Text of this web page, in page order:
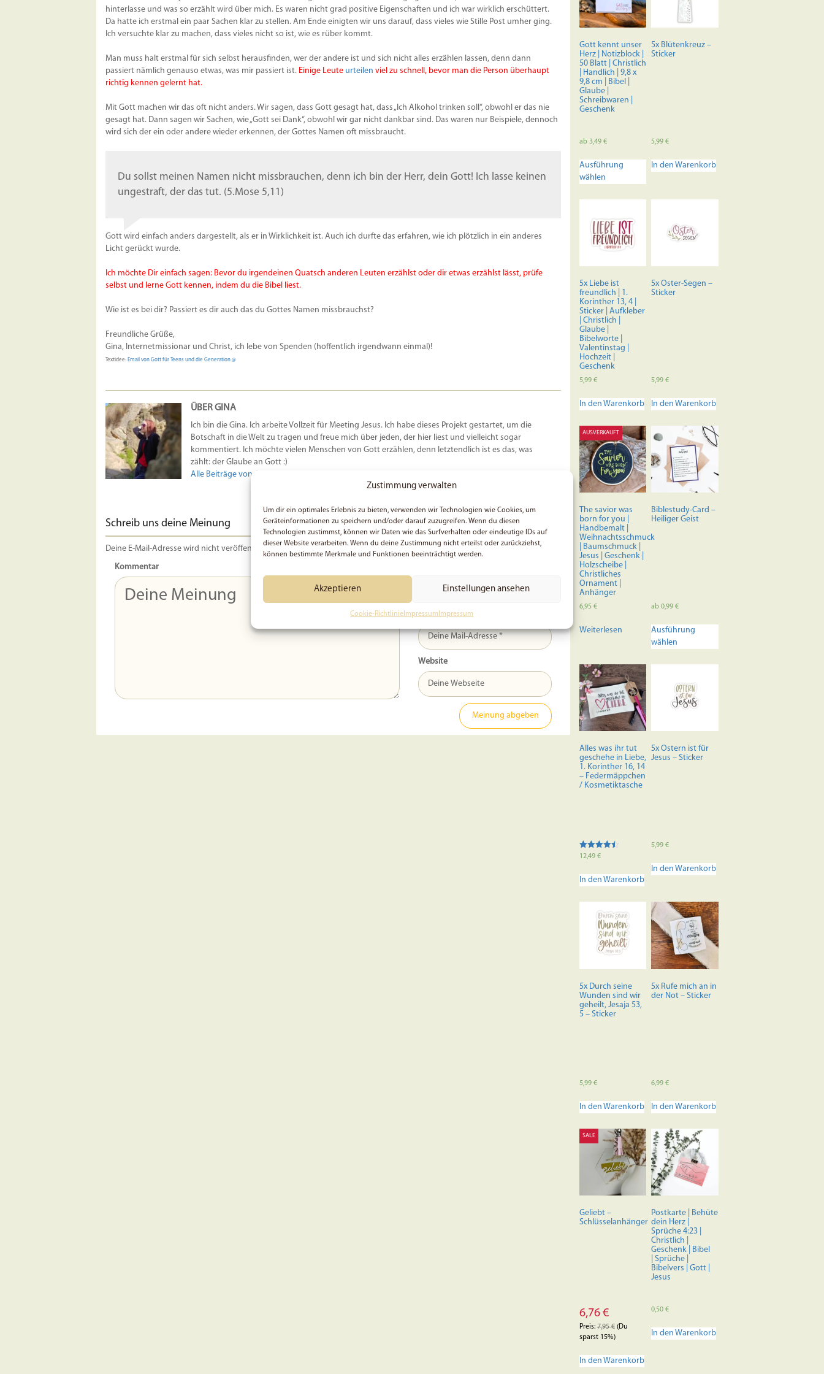
Zustimmung verwalten
Um dir ein optimales Erlebnis zu bieten, verwenden wir Technologien wie Cookies, um
Geräteinformationen zu speichern und/oder darauf zuzugreifen. Wenn du diesen
Technologien zustimmst, können wir Daten wie das Surfverhalten oder eindeutige IDs auf
dieser Website verarbeiten. Wenn du deine Zustimmung nicht erteilst oder zurückziehst,
können bestimmte Merkmale und Funktionen beeinträchtigt werden.
Akzeptieren Einstellungen ansehen
Cookie-Richtlinie Impressum Impressum
Lautstärke
zu
hinterlasse und was so erzählt wird über mich. Es waren nicht grad positive Eigenschaften und ich war wirklich erschüttert.
Da hatte ich erstmal ein paar Sachen klar zu stellen. Am Ende einigten wir uns darauf, dass vieles wie Stille Post umher ging.
Ich versuchte klar zu machen, dass vieles nicht so ist, wie es rüber kommt.
Man muss halt erstmal für sich selbst herausfinden, wer der andere ist und sich nicht alles erzählen lassen, denn dann
passiert nämlich genauso etwas, was mir passiert ist. Einige Leute urteilen viel zu schnell, bevor man die Person überhaupt
richtig kennen gelernt hat.
Mit Gott machen wir das oft nicht anders. Wir sagen, dass Gott gesagt hat, dass „Ich Alkohol trinken soll“, obwohl er das nie
gesagt hat. Dann sagen wir Sachen, wie „Gott sei Dank“, obwohl wir gar nicht dankbar sind. Das waren nur Beispiele, dennoch
wird sich der ein oder andere wieder erkennen, der Gottes Namen oft missbraucht.
Du sollst meinen Namen nicht missbrauchen, denn ich bin der Herr, dein Gott! Ich lasse keinen
ungestraft, der das tut. (5.Mose 5,11)
Gott wird einfach anders dargestellt, als er in Wirklichkeit ist. Auch ich durfte das erfahren, wie ich plötzlich in ein anderes
Licht gerückt wurde.
Ich möchte Dir einfach sagen: Bevor du irgendeinen Quatsch anderen Leuten erzählst oder dir etwas erzählst lässt, prüfe
selbst und lerne Gott kennen, indem du die Bibel liest.
Wie ist es bei dir? Passiert es dir auch das du Gottes Namen missbrauchst?
Freundliche Grüße,
Gina, Internetmissionar und Christ, ich lebe von Spenden (hoffentlich irgendwann einmal)!
Textidee: Email von Gott für Teens und die Generation @
ÜBER GINA
Ich bin die Gina. Ich arbeite Vollzeit für Meeting Jesus. Ich habe dieses Projekt gestartet, um die
Botschaft in die Welt zu tragen und freue mich über jeden, der hier liest und vielleicht sogar
kommentiert. Ich möchte vielen Menschen von Gott erzählen, denn letztendlich ist es das, was
zählt: der Glaube an Gott :)
Alle Beiträge von Gina
Schreib uns deine Meinung
Deine E-Mail-Adresse wird nicht veröffentlicht.
Kommentar
Email
Website
Optionen
können
auf
der
Produktseite
gewählt
Gott kennt unser
Herz | Notizblock |
50 Blatt | Christlich
| Handlich | 9,8 x
9,8 cm | Bibel |
Glaube |
Schreibwaren |
Geschenk
ab 3,49 €
Ausführung
wählen
Produkt
Optionen
auf
der
Produktseite
5x Blütenkreuz –
Sticker
5,99€
In den Warenkorb
5x Liebe ist
freundlich | 1.
Korinther 13, 4 |
Sticker | Aufkleber
| Christlich |
Glaube |
Bibelworte |
Valentinstag |
Hochzeit |
Geschenk
5,99 €
In den Warenkorb
5x Oster-Segen –
Sticker
5,99€
In den Warenkorb
AUSVERKAUFT
The savior was
born for you |
Handbemalt |
Weihnachtsschmuck
| Baumschmuck |
Jesus | Geschenk |
Holzscheibe |
Christliches
Ornament |
Anhänger
6,95 €
Weiterlesen
Biblestudy-Card –
Heiliger Geist
ab0,99€
Ausführung
wählen
auf
Alles was ihr tut
geschehe in Liebe,
1. Korinther 16, 14
– Federmäppchen
/ Kosmetiktasche
Bewertet
von 5
12,49 €
In den Warenkorb
5x Ostern ist für
Jesus – Sticker
5,99€
In den Warenkorb
5x Durch seine
Wunden sind wir
geheilt, Jesaja 53,
5 – Sticker
5,99 €
In den Warenkorb
5x Rufe mich an in
der Not – Sticker
6,99€
In den Warenkorb
SALE
Geliebt –
Schlüsselanhänger
6,76 €
Preis:7,95€(Du
sparst 15%)
In den Warenkorb
Postkarte | Behüte
dein Herz |
Sprüche 4:23 |
Christlich |
Geschenk | Bibel
| Sprüche |
Bibelvers | Gott |
Jesus
0,50€
In den Warenkorb